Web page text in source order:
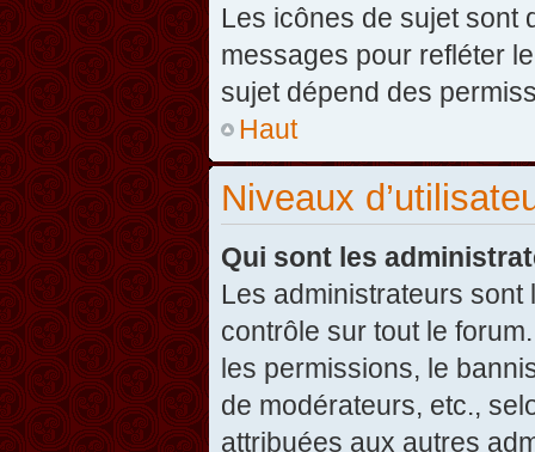
Les icônes de sujet sont
messages pour refléter
sujet dépend des
Haut
Niveaux
Qui sont les
Les administrateurs
contrôle sur tout le
les permissions, le
de modérateurs, etc.,
attribuées aux autres